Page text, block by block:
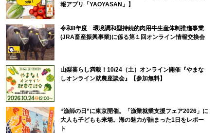
報アプリ「YAOYASAN」】
令和8年度 環境調和型持続的肉用牛生産体制推進事業
(JRA畜産振興事業)に係る第１回オンライン情報交換会
山梨暮らし満載！10/24（土）オンライン開催『やまな
しオンライン就農座談会』【参加無料】
“漁師の日”に東京開催。「漁業就業支援フェア2026」に
大人も子どもも来場。海の魅力が詰まった1日をレポー
ト